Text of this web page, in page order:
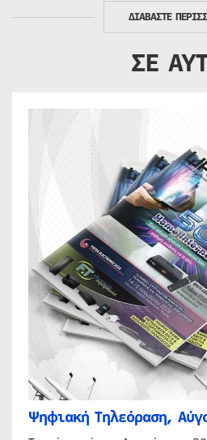
ΔΙΑΒΑΣΤΕ
ΣΕ
Ψηφιακή Τηλεόραση,